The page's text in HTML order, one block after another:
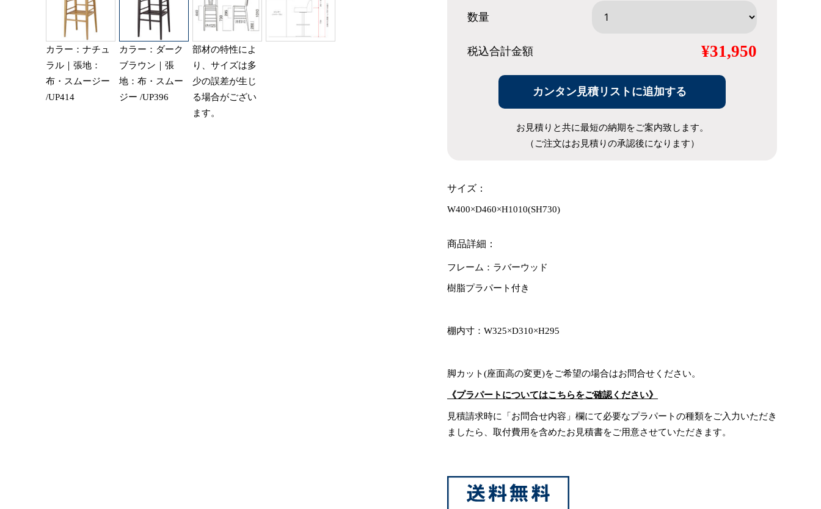
カラー：ナチュ
ラル｜張地：
布・スムージー
/UP414
カラー：ダーク
ブラウン｜張
地：布・スムー
ジー /UP396
部材の特性によ
り、サイズは多
少の誤差が生じ
る場合がござい
ます。
数量
税込合計金額 ¥31,950
カンタン見積リストに追加する
お見積りと共に最短の納期をご案内致します。
（ご注文はお見積りの承認後になります）
サイズ：
W400×D460×H1010(SH730)
商品詳細：
フレーム：ラバーウッド
樹脂プラパート付き
棚内寸：W325×D310×H295
脚カット(座面高の変更)をご希望の場合はお問合せください。
《プラパートについてはこちらをご確認ください》
見積請求時に「お問合せ内容」欄にて必要なプラパートの種類をご入力いただき
ましたら、取付費用を含めたお見積書をご用意させていただきます。